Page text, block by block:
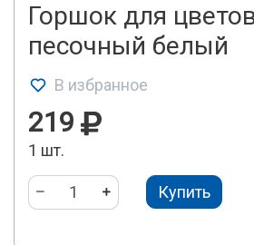
Горшок для
песочный белый
В избранное
219
1 шт.
Купить